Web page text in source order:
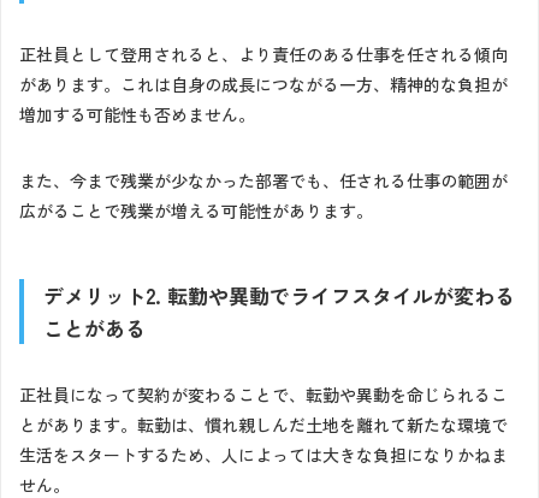
正社員として登用されると、より責任のある仕事を任される傾向
があります。これは自身の成長につながる一方、精神的な負担が
増加する可能性も否めません。
また、今まで残業が少なかった部署でも、任される仕事の範囲が
広がることで残業が増える可能性があります。
デメリット2. 転勤や異動でライフスタイルが変わる
ことがある
正社員になって契約が変わることで、転勤や異動を命じられるこ
とがあります。転勤は、慣れ親しんだ土地を離れて新たな環境で
生活をスタートするため、人によっては大きな負担になりかねま
せん。